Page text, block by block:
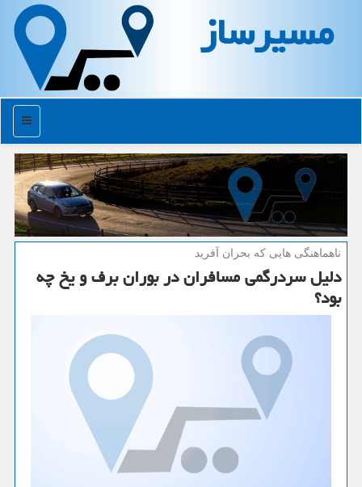
مسیرساز
منو
ناهماهنگی هایی كه بحران آفرید
دلیل سردرگمی مسافران در بوران برف و یخ چه
بود؟